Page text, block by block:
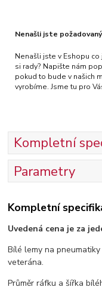
Nenašli jste
Nenašli jste v Eshopu
si rady? Napište nám
pokud to bude v našich
vyrobíme. Jsme tu pro
Kompletní
Parametry
Kompletní
Uvedená cena je za
Bílé lemy na
veterána.
Průměr ráfku a šířka